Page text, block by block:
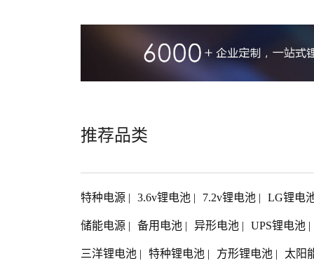
推荐品类
特种电源 | 3.6v锂电池 | 7.2v锂电池 | LG锂电
储能电源 | 备用电池 | 异形电池 | UPS锂电池 |
三洋锂电池 | 特种锂电池 | 方形锂电池 | 太阳